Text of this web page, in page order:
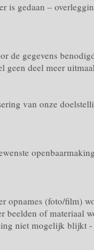
gedaan –
de gegevens
geen deel meer
van onze
opnames (foto/film)
beelden of materiaal
niet mogelijk blijkt